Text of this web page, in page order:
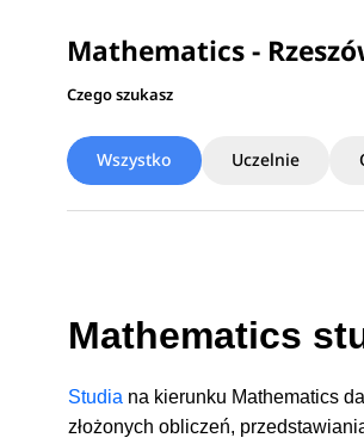
Mathematics -
Czego szukasz
Wszystko Uczelnie
Mathematics
Studia na kierunku Mathematics
złożonych obliczeń,